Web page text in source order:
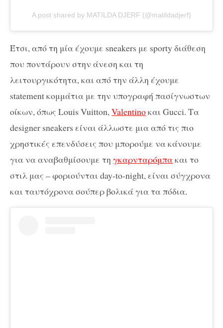
A post shared by MATILDA DJERF (@matildadjerf)
Έτσι, από τη μία έχουμε sneakers με sporty διάθεση
που ποντάρουν στην άνεση και τη
λειτουργικότητα, και από την άλλη έχουμε
statement κομμάτια με την υπογραφή πασίγνωστων
οίκων, όπως Louis Vuitton, Valentinoκαι Gucci. Τα
designer sneakers είναι άλλωστε μια από τις πιο
χρηστικές επενδύσεις που μπορούμε να κάνουμε
για να αναβαθμίσουμε τη γκαρνταρόμπακαι το
στιλ μας – φοριούνται day-to-night, είναι σύγχρονα
και ταυτόχρονα σούπερ βολικά για τα πόδια.